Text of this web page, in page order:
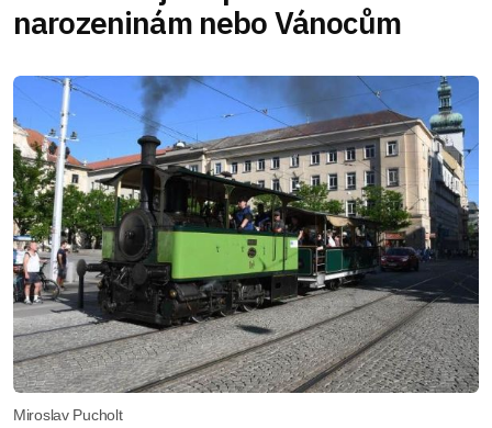
narozeninám nebo Vánocům
Miroslav Pucholt